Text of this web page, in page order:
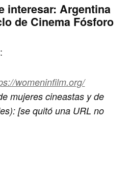
interesar:Argentina
de Cinema Fósforo
:
womeninfilm.org/
mujeres cineastas y de
[se quitó una URL no